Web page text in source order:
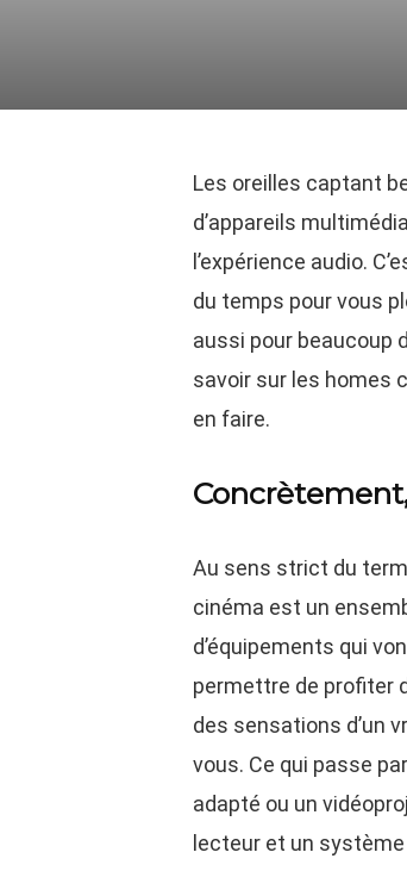
Les oreilles captant
d’appareils
l’expérience audio.
du temps pour vous
aussi pour beaucoup
savoir sur les homes
en faire.
Au sens strict du
cinéma est un
d’équipements qui
permettre de profiter
des sensations d’un
vous. Ce qui passe
adapté ou un
lecteur et un